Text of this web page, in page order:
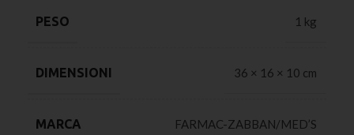
PESO 1 kg
DIMENSIONI 36 × 16 × 10 cm
MARCA FARMAC-ZABBAN/MED’S